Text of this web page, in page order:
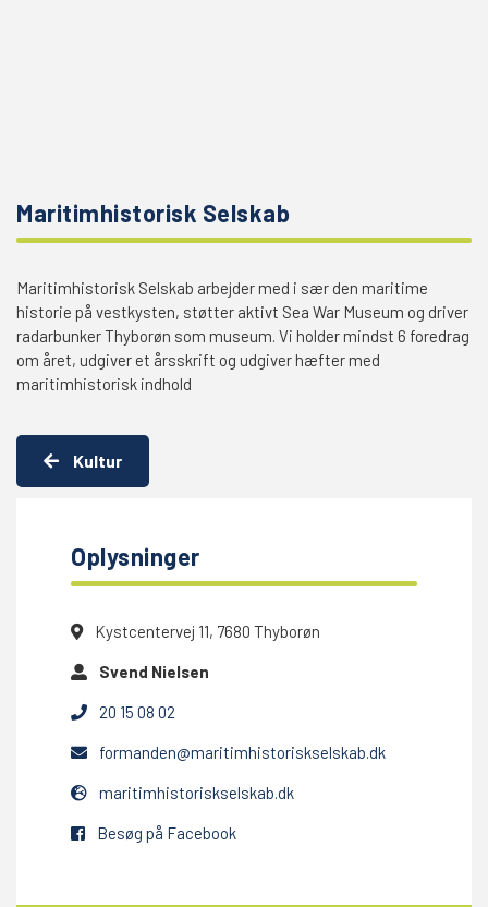
Maritimhistorisk Selskab
Maritimhistorisk Selskab arbejder med i sær den maritime
historie på vestkysten, støtter aktivt Sea War Museum og driver
radarbunker Thyborøn som museum. Vi holder mindst 6 foredrag
om året, udgiver et årsskrift og udgiver hæfter med
maritimhistorisk indhold
Kultur
Oplysninger
Kystcentervej 11, 7680 Thyborøn
Svend Nielsen
20 15 08 02
formanden@maritimhistoriskselskab.dk
maritimhistoriskselskab.dk
Besøg på Facebook